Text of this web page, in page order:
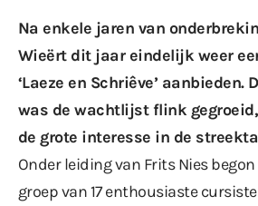
Na enkele jaren van
Wieërt dit jaar eindelijk weer
‘Laeze en Schriêve’ aanbieden.
was de wachtlijst flink
de grote interesse in de
Onder leiding van Frits Nies
groep van 17 enthousiaste